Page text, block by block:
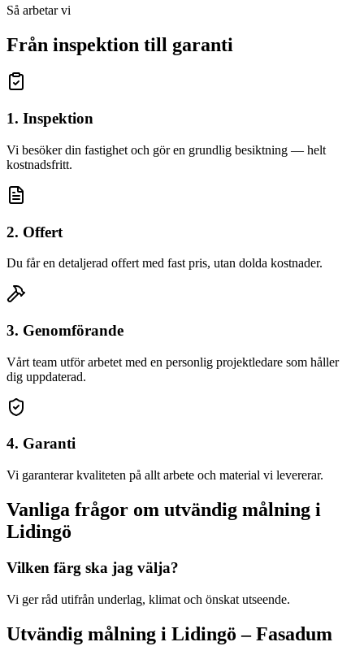
Så arbetar vi
Från inspektion till garanti
1. Inspektion
Vi besöker din fastighet och gör en grundlig besiktning — helt
kostnadsfritt.
2. Offert
Du får en detaljerad offert med fast pris, utan dolda kostnader.
3. Genomförande
Vårt team utför arbetet med en personlig projektledare som håller
dig uppdaterad.
4. Garanti
Vi garanterar kvaliteten på allt arbete och material vi levererar.
Vanliga frågor om utvändig målning i
Lidingö
Vilken färg ska jag välja?
Vi ger råd utifrån underlag, klimat och önskat utseende.
Utvändig målning i Lidingö – Fasadum